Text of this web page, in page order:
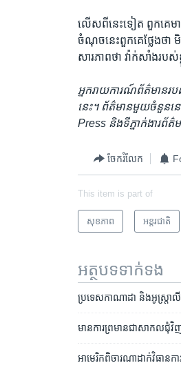
លើស​ពី​នេះ​ទៀត ពួក​គេ​ម
ចំណុច​នេះ​ពួក​គេ​ថ្លែង​ថា
សារភាព​ថា វ៉ាក់សាំង​រប
អ្នក​រាយការណ៍​ព័ត៌មាន​រ
នេះ។ ព័ត៌មាន​មួយ​ចំនួន​នៅ​
Press និង​ទីភ្នាក់ងារ​ព័ត៌
ចែករំលែក
This item is part of
សុខភាព អន្តរជាតិ
អត្ថបទ​ទាក់ទង
ប្រទេស​កាណាដា​ និង​អូស្ត្រា
មាន​ការ​ព្រមាន​ជា​សាកល​ជុំវិ
អាមេរិក​ពិចារណា​ដាក់​វិធាន